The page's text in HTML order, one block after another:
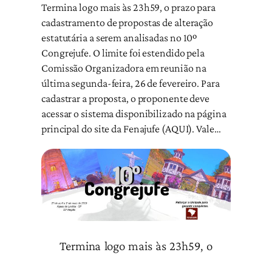
Termina logo mais às 23h59, o prazo para
cadastramento de propostas de alteração
estatutária a serem analisadas no 10º
Congrejufe. O limite foi estendido pela
Comissão Organizadora em reunião na
última segunda-feira, 26 de fevereiro. Para
cadastrar a proposta, o proponente deve
acessar o sistema disponibilizado na página
principal do site da Fenajufe (AQUI). Vale…
Termina logo mais às 23h59, o